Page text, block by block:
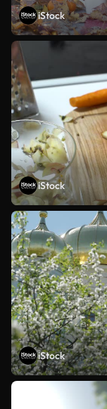
iStock
iStock
iStock